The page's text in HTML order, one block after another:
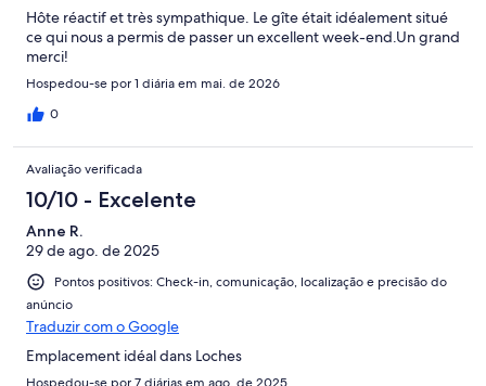
Hôte réactif et très sympathique. Le gîte était idéalement situé
ce qui nous a permis de passer un excellent week-end.Un grand
merci!
Hospedou-se por 1 diária em mai. de 2026
0
Avaliação verificada
10/10 - Excelente
Anne R.
29 de ago. de 2025
Pontos positivos: Check-in, comunicação, localização e precisão do
anúncio
Traduzir com o Google
Emplacement idéal dans Loches